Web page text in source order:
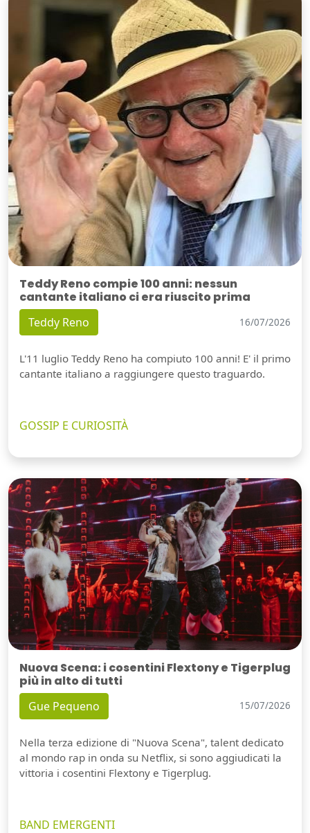
Teddy Reno compie 100 anni: nessun
cantante italiano ci era riuscito prima
Teddy Reno 16/07/2026
L'11 luglio Teddy Reno ha compiuto 100 anni! E' il primo
cantante italiano a raggiungere questo traguardo.
GOSSIP E CURIOSITÀ
Nuova Scena: i cosentini Flextony e Tigerplug
più in alto di tutti
Gue Pequeno 15/07/2026
Nella terza edizione di "Nuova Scena", talent dedicato
al mondo rap in onda su Netflix, si sono aggiudicati la
vittoria i cosentini Flextony e Tigerplug.
BAND EMERGENTI